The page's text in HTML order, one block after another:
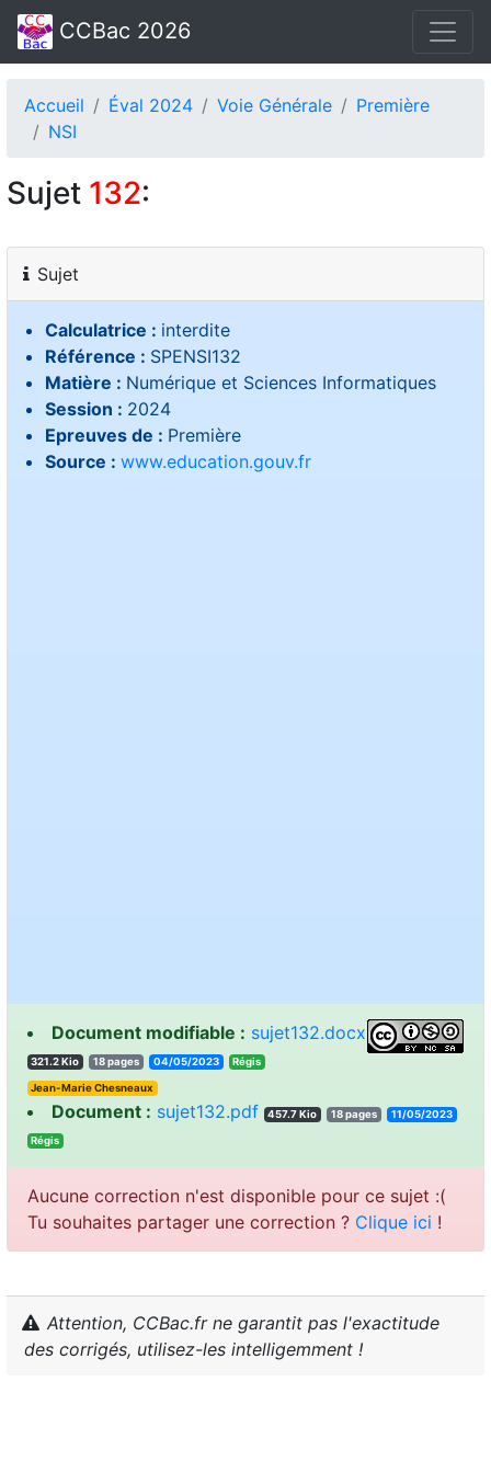
CCBac 2026
Accueil Éval 2024 Voie Générale
Première
NSI
Sujet 132:
Sujet
Calculatrice : interdite
Référence : SPENSI132
Matière : Numérique et Sciences Informatiques
Session : 2024
Epreuves de : Première
Source : www.education.gouv.fr
Document modifiable : sujet132.docx
321.2 Kio 18 pages 04/05/2023 sigéR
Jean-Marie Chesneaux
Document : sujet132.pdf 457.7 Kio 18 pages 11/05/2023
sigéR
Aucune correction n'est disponible pour ce sujet :(
Tu souhaites partager une correction ? Clique ici !
Attention, CCBac.fr ne garantit pas l'exactitude
des corrigés, utilisez-les intelligemment !